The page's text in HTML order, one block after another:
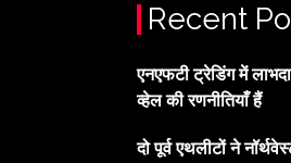
Recent
एनएफटी ट्रेडिंग में
व्हेल की रणनीतियाँ हैं
दो पूर्व एथलीटों ने